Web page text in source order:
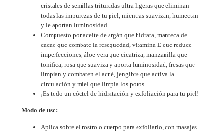
cristales de semillas trituradas ultra ligeras que eliminan
todas las impurezas de tu piel, mientras suavizan, humectan
y le aportan luminosidad.
Compuesto por aceite de argán que hidrata, manteca de
cacao que combate la resequedad, vitamina E que reduce
imperfecciones, áloe vera que cicatriza, manzanilla que
tonifica, rosa que suaviza y aporta luminosidad, fresas que
limpian y combaten el acné, jengibre que activa la
circulación y miel que limpia los poros
¡Es todo un cóctel de hidratación y exfoliación para tu piel!
Modo de uso:
Aplica sobre el rostro o cuerpo para exfoliarlo, con masajes